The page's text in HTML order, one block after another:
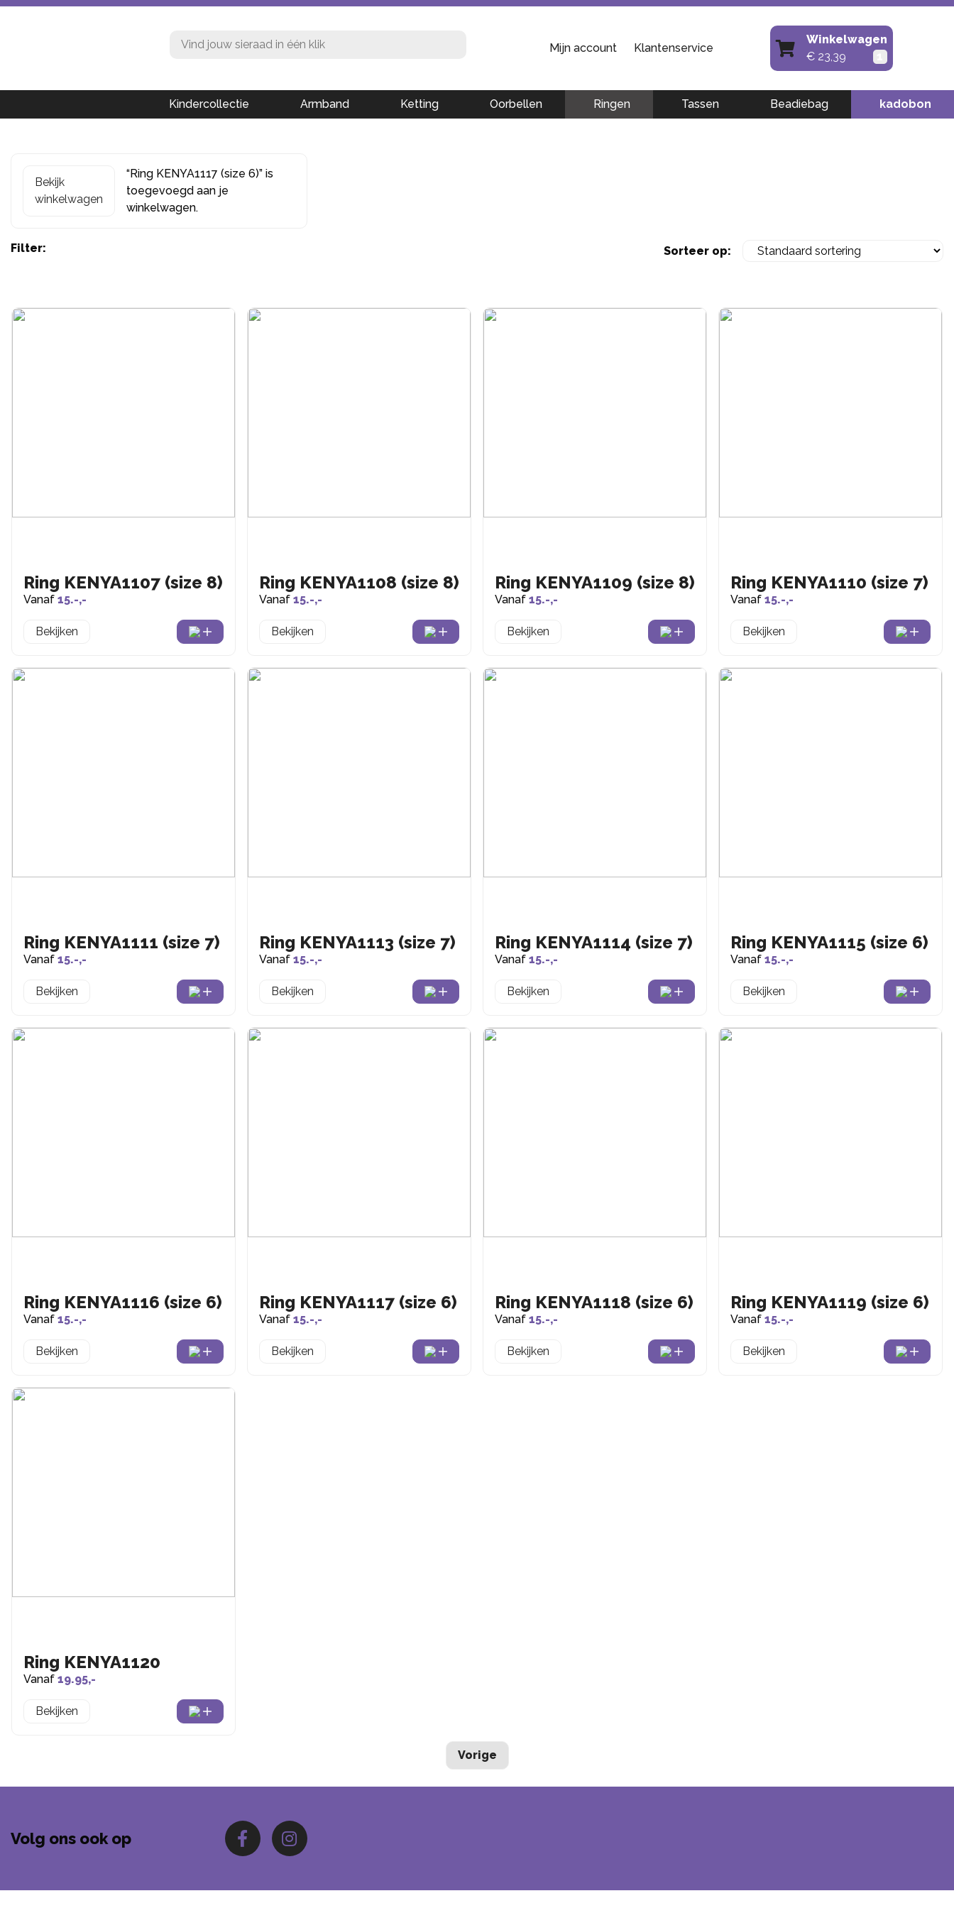
Mijn account Klantenservice
Winkelwagen
€23,39
Kindercollectie Armband Ketting Oorbellen Ringen Tassen Beadiebag kadobon
Bekijk
winkelwagen
“Ring KENYA1117 (size 6)” is
toegevoegd aan je
winkelwagen.
Filter: Sorteer op:
Ring KENYA1107 (size 8)
Vanaf 15.-,-
Bekijken
Ring KENYA1108 (size 8)
Vanaf 15.-,-
Bekijken
Ring KENYA1109 (size 8)
Vanaf 15.-,-
Bekijken
Ring KENYA1110 (size 7)
Vanaf 15.-,-
Bekijken
Ring KENYA1111 (size 7)
Vanaf 15.-,-
Bekijken
Ring KENYA1113 (size 7)
Vanaf 15.-,-
Bekijken
Ring KENYA1114 (size 7)
Vanaf 15.-,-
Bekijken
Ring KENYA1115 (size 6)
Vanaf 15.-,-
Bekijken
Ring KENYA1116 (size 6)
Vanaf 15.-,-
Bekijken
Ring KENYA1117 (size 6)
Vanaf 15.-,-
Bekijken
Ring KENYA1118 (size 6)
Vanaf 15.-,-
Bekijken
Ring KENYA1119 (size 6)
Vanaf 15.-,-
Bekijken
Ring KENYA1120
Vanaf 19.95,-
Bekijken
Vorige
Volg ons ook op